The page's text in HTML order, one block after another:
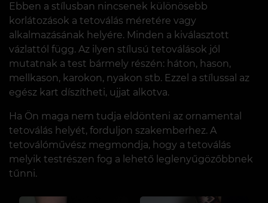
Ebben a stílusban nincsenek különösebb
korlátozások a tetoválás méretére vagy
alkalmazásának helyére. Minden a kiválasztott
vázlattól függ. Az ilyen stílusú tetoválások jól
mutatnak a test bármely részén: háton, hason,
mellkason, karokon, nyakon stb. Ezzel a stílussal az
egész kart díszítheti, ujjat alkotva.
Ha Ön maga nem tudja eldönteni az ornamental
tetoválás helyét, forduljon szakemberhez. A
tetoválóművész megmondja, hogy a tetoválás
melyik testrészen fog a lehető leglenyűgözőbbnek
tűnni.